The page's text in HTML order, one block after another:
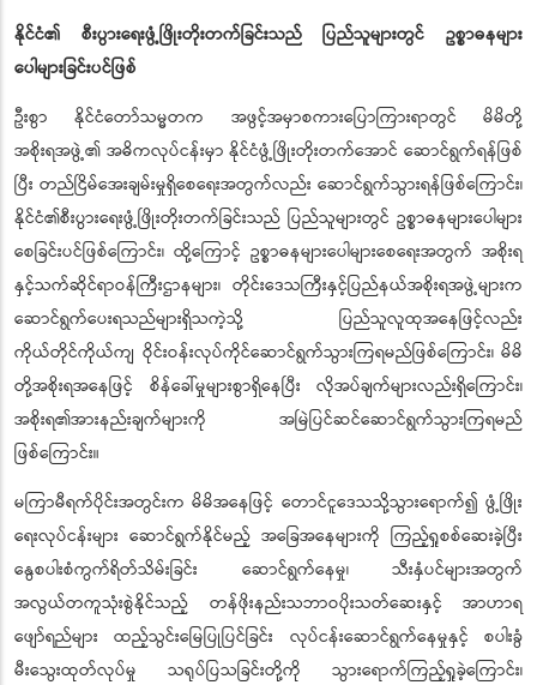
နိုင်ငံ၏ စီးပွားရေးဖွံ့ဖြိုးတိုးတက်ခြင်းသည် ပြည်သူများတွင် ဥစ္စာဓနများ
ပေါများခြင်းပင်ဖြစ်
ဦးစွာ နိုင်ငံတော်သမ္မတက အဖွင့်အမှာစကားပြောကြားရာတွင် မိမိတို့
အစိုးရအဖွဲ့၏ အဓိကလုပ်ငန်းမှာ နိုင်ငံဖွံ့ဖြိုးတိုးတက်အောင် ဆောင်ရွက်ရန်ဖြစ်
ပြီး တည်ငြိမ်အေးချမ်းမှုရှိစေရေးအတွက်လည်း ဆောင်ရွက်သွားရန်ဖြစ်ကြောင်း၊
နိုင်ငံ၏စီးပွားရေးဖွံ့ဖြိုးတိုးတက်ခြင်းသည် ပြည်သူများတွင် ဥစ္စာဓနများပေါများ
စေခြင်းပင်ဖြစ်ကြောင်း၊ ထို့ကြောင့် ဥစ္စာဓနများပေါများစေရေးအတွက် အစိုးရ
နှင့်သက်ဆိုင်ရာဝန်ကြီးဌာနများ၊ တိုင်းဒေသကြီးနှင့်ပြည်နယ်အစိုးရအဖွဲ့များက
ဆောင်ရွက်ပေးရသည်များရှိသကဲ့သို့ ပြည်သူလူထုအနေဖြင့်လည်း
ကိုယ်တိုင်ကိုယ်ကျ ဝိုင်းဝန်းလုပ်ကိုင်ဆောင်ရွက်သွားကြရမည်ဖြစ်ကြောင်း၊ မိမိ
တို့အစိုးရအနေဖြင့် စိန်ခေါ်မှုများစွာရှိနေပြီး လိုအပ်ချက်များလည်းရှိကြောင်း၊
အစိုးရ၏အားနည်းချက်များကို အမြဲပြင်ဆင်ဆောင်ရွက်သွားကြရမည်
ဖြစ်ကြောင်း။
မကြာမီရက်ပိုင်းအတွင်းက မိမိအနေဖြင့် တောင်ငူဒေသသို့သွားရောက်၍ ဖွံ့ဖြိုး
ရေးလုပ်ငန်းများ ဆောင်ရွက်နိုင်မည့် အခြေအနေများကို ကြည့်ရှုစစ်ဆေးခဲ့ပြီး
နွေစပါးစံကွက်ရိတ်သိမ်းခြင်း ဆောင်ရွက်နေမှု၊ သီးနှံပင်များအတွက်
အလွယ်တကူသုံးစွဲနိုင်သည့် တန်ဖိုးနည်းသဘာဝပိုးသတ်ဆေးနှင့် အာဟာရ
ဖျော်ရည်များ ထည့်သွင်းမြေပြုပြင်ခြင်း လုပ်ငန်းဆောင်ရွက်နေမှုနှင့် စပါးခွံ
မီးသွေးထုတ်လုပ်မှု သရုပ်ပြသခြင်းတို့ကို သွားရောက်ကြည့်ရှုခဲ့ကြောင်း၊